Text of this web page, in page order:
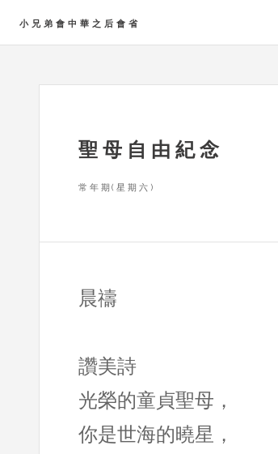
小兄弟會中華之后會省
聖母自由紀念
常年期(星期六)
晨禱
讚美詩
光榮的童貞聖母，
你是世海的曉星，